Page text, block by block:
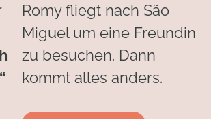
Romy fliegt nach São
Miguel um eine Freundin
zu besuchen. Dann
kommt alles anders.